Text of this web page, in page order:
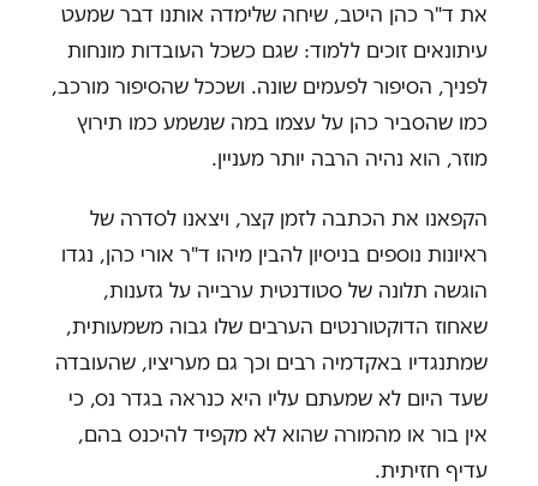
את ד"ר כהן היטב, שיחה שלימדה אותנו דבר שמעט
עיתונאים זוכים ללמוד: שגם כשכל העובדות מונחות
לפניך, הסיפור לפעמים שונה. ושככל שהסיפור מורכב,
כמו שהסביר כהן על עצמו במה שנשמע כמו תירוץ
מוזר, הוא נהיה הרבה יותר מעניין.
הקפאנו את הכתבה לזמן קצר, ויצאנו לסדרה של
ראיונות נוספים בניסיון להבין מיהו ד"ר אורי כהן, נגדו
הוגשה תלונה של סטודנטית ערבייה על גזענות,
שאחוז הדוקטורנטים הערבים שלו גבוה משמעותית,
שמתנגדיו באקדמיה רבים וכך גם מעריציו, שהעובדה
שעד היום לא שמעתם עליו היא כנראה בגדר נס, כי
אין בור או מהמורה שהוא לא מקפיד להיכנס בהם,
עדיף חזיתית.